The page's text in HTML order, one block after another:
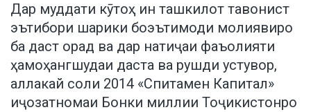
Дар муддати кӯтоҳ ин ташкилот тавонист
эътибори шарики боэътимоди молиявиро
ба даст орад ва дар натиҷаи фаъолияти
ҳамоҳангшудаи даста ва рушди устувор,
аллакай соли 2014 «Спитамен Капитал»
иҷозатномаи Бонки миллии Тоҷикистонро